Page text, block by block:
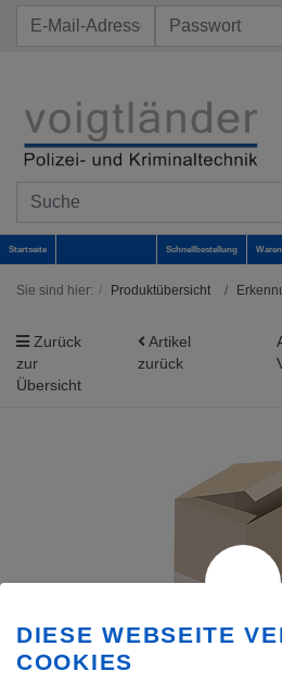
Startseite Schnellbestellung
Sie sind hier: Produktübersicht
Zurück
zur
Übersicht
Artikel
zurück
Daktyloskopie-Tisch VDT
DIESE WEBSEITE
COOKIES